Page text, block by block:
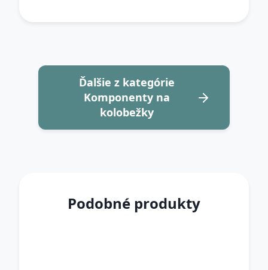
Ďalšie z kategórie
Komponenty na
kolobežky
Podobné produkty